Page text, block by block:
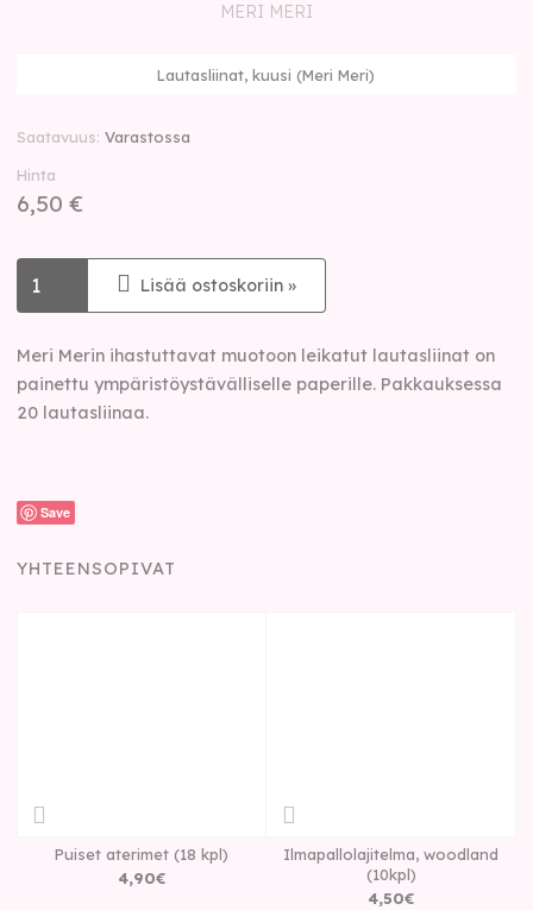
MERI MERI
Lautasliinat, kuusi (Meri Meri)
Saatavuus Varastossa
Hinta
6,50 €
Lisää ostoskoriin »
Meri Merin ihastuttavat muotoon leikatut lautasliinat on
painettu ympäristöystävälliselle paperille. Pakkauksessa
20 lautasliinaa.
Save
YHTEENSOPIVAT
Puiset aterimet (18 kpl)
4,90€
Ilmapallolajitelma, woodland
(10kpl)
4,50€